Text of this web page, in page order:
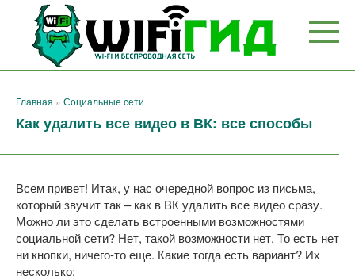
Перейти
контенту
Главная » Социальные сети
Как удалить все видео в ВК: все способы
Всем привет! Итак, у нас очередной вопрос из письма,
который звучит так – как в ВК удалить все видео сразу.
Можно ли это сделать встроенными возможностями
социальной сети? Нет, такой возможности нет. То есть нет
ни кнопки, ничего-то еще. Какие тогда есть вариант? Их
несколько: